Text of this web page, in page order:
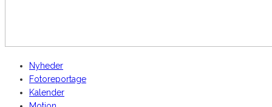
Nyheder
Fotoreportage
Kalender